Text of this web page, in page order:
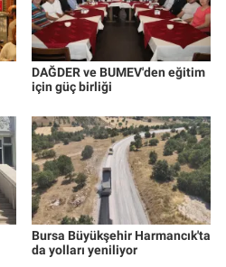
DAĞDER ve BUMEV'den eğitim
için güç birliği
Bursa Büyükşehir Harmancık'ta
da yolları yeniliyor